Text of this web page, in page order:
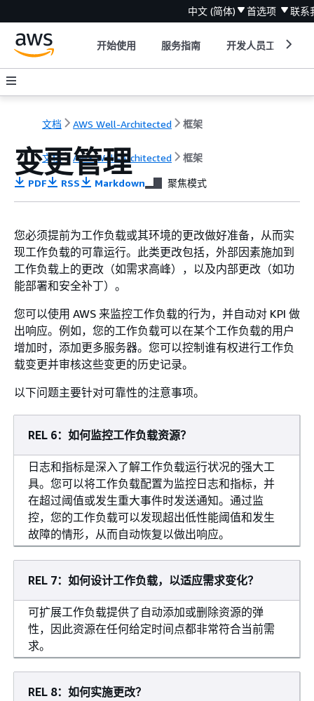
中文 (简体) 首选项 联系
开始使用 服务指南 开发人员工具
文档 AWS Well-Architected 框架
文档 AWS Well-Architected 框架
变更管理
PDF RSS Markdown 聚焦模式
您必须提前为工作负载或其环境的更改做好准备，从而实
现工作负载的可靠运行。此类更改包括，外部因素施加到
工作负载上的更改（如需求高峰），以及内部更改（如功
能部署和安全补丁）。
您可以使用 AWS 来监控工作负载的行为，并自动对 KPI 做
出响应。例如，您的工作负载可以在某个工作负载的用户
增加时，添加更多服务器。您可以控制谁有权进行工作负
载变更并审核这些变更的历史记录。
以下问题主要针对可靠性的注意事项。
REL 6：如何监控工作负载资源？
日志和指标是深入了解工作负载运行状况的强大工
具。您可以将工作负载配置为监控日志和指标，并
在超过阈值或发生重大事件时发送通知。通过监
控，您的工作负载可以发现超出低性能阈值和发生
故障的情形，从而自动恢复以做出响应。
REL 7：如何设计工作负载，以适应需求变化？
可扩展工作负载提供了自动添加或删除资源的弹
性，因此资源在任何给定时间点都非常符合当前需
求。
REL 8：如何实施更改？